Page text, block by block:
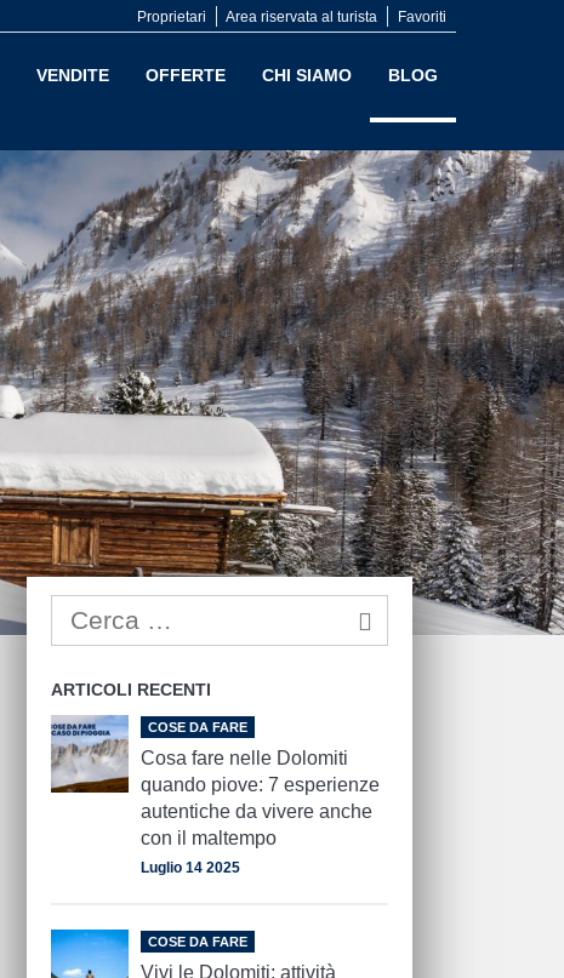
Favoriti
Area riservata al turista
Proprietari
VENDITE OFFERTE CHI SIAMO BLOG
ARTICOLI RECENTI
COSE DA FARE
Cosa fare nelle Dolomiti
quando piove: 7 esperienze
autentiche da vivere anche
con il maltempo
Luglio 14 2025
COSE DA FARE
Vivi le Dolomiti: attività